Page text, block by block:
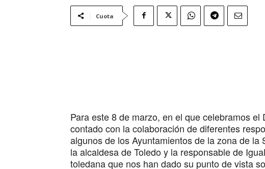
Cuota
Para este 8 de marzo, en el que celebramos
contado con la colaboración de diferentes
algunos de los Ayuntamientos de la zona de
la alcaldesa de Toledo y la responsable de
toledana que nos han dado su punto de vista